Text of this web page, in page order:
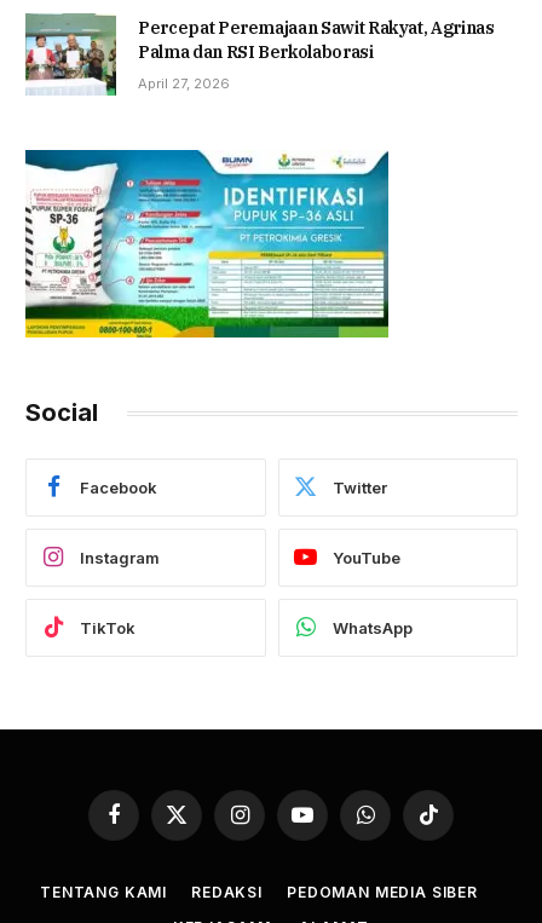
Percepat Peremajaan Sawit Rakyat, Agrinas
Palma dan RSI Berkolaborasi
April 27, 2026
Social
Facebook Twitter
Instagram YouTube
TikTok WhatsApp
Facebook
X
InstagramYouTubeWhatsAppTikTok
TENTANG KAMI REDAKSI
PEDOMAN MEDIA SIBER